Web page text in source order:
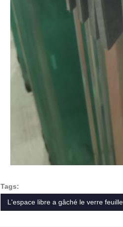
Tags:
L'espace libre a gâché le verre